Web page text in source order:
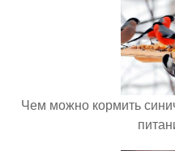
Чем можно кормить